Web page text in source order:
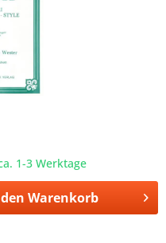
1-3 Werktage
Warenkorb